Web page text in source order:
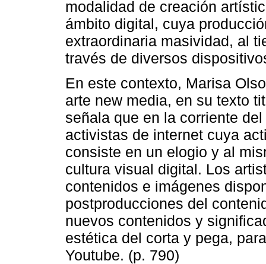
modalidad de creación
ámbito digital, cuya
extraordinaria masividad, al
través de diversos
En este contexto, Marisa
arte new media, en su texto
señala que en la corriente
activistas de internet cuya
consiste en un elogio y al
cultura visual digital. Los
contenidos e imágenes
postproducciones del
nuevos contenidos y
estética del corta y pega,
Youtube. (p. 790)